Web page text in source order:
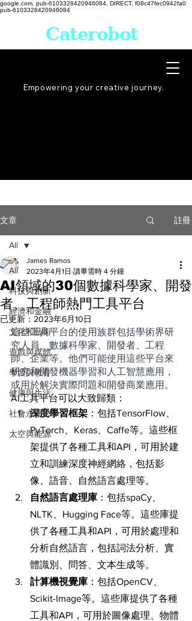
google.com, pub-6103328420946084, DIRECT, f08c47fec0942fa0
pub-6103328420946084
Empowering your creative journey.
Caterobot
文章 註冊
All
科技與創新
經濟和金融
文化和藝術
遊戲與媒體
學習與教育
健康與生活
社會永續ESG
太空與能源
All
AI領域的30個數據科學家、開發
者、工程師熱門工具平台
James Ramos
2023年4月1日 讀畢需時 4 分鐘
已更新： 2023年6月10日
這些工具平台的使用族群包括學術界研
究人員、數據科學家、開發者、工程
師、企業等。他們可能使用這些平台來
研究和開發機器學習和人工智慧應用，
或用於解決實際問題和開發商業應用。
AI工具平台可以大致歸類：
深度學習框架 ：包括TensorFlow、
PyTorch、Keras、Caffe等。這些框
架提供了各種工具和API，可用於建
立和訓練深度神經網絡，包括影
像、語音、自然語言處理等。
自然語言處理庫 ：包括spaCy、
NLTK、Hugging Face等。這些庫提
供了各種工具和API，可用於處理和
分析自然語言，包括詞法分析、實
體識別、問答、文本生成等。
計算機視覺庫 ：包括OpenCV、
Scikit-Image等。這些庫提供了各種
工具和API，可用於圖像處理、物體